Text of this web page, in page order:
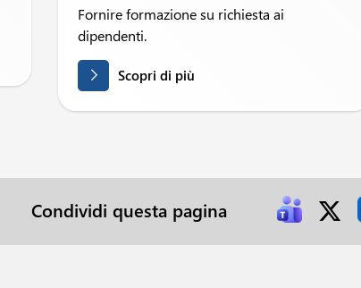
Fornire formazione su richiesta ai
dipendenti.
Scopri di più
Condividi questa pagina